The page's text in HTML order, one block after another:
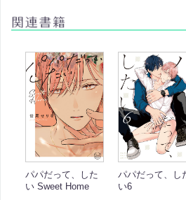
パパだって、した
い Sweet Home
パパだって、し
い6